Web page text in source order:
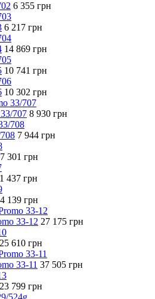
6 355 грн
6 217 грн
14 869 грн
10 741 грн
10 302 грн
707 8 930 грн
7 944 грн
301 грн
437 грн
139 грн
33-12 27 175 грн
25 610 грн
33-11 37 505 грн
23 799 грн